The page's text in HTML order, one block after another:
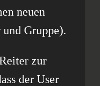
neuen
Gruppe).
zur
der User